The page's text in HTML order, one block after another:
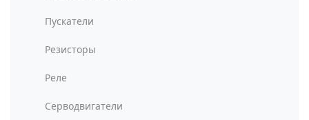
Пускатели
Резисторы
Реле
Серводвигатели